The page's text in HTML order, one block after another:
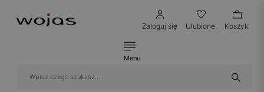
Zaloguj się Ulubione Koszyk
Menu